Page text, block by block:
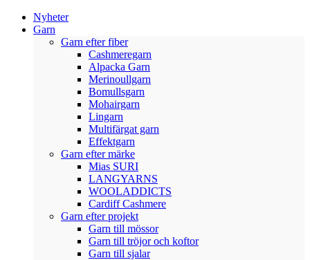
Nyheter
Garn
Garn efter fiber
Cashmeregarn
Alpacka Garn
Merinoullgarn
Bomullsgarn
Mohairgarn
Lingarn
Multifärgat garn
Effektgarn
Garn efter märke
Mias SURI
LANGYARNS
WOOLADDICTS
Cardiff Cashmere
Garn efter projekt
Garn till mössor
Garn till tröjor och koftor
Garn till sjalar